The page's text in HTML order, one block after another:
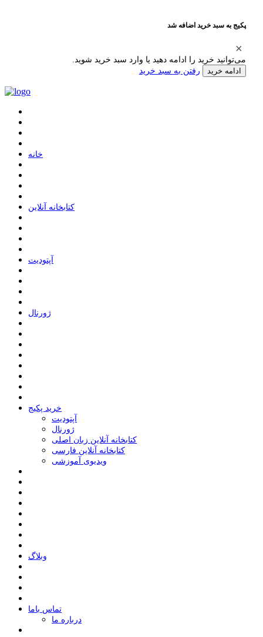
پکیج به سبد خرید اضافه شد
می‌توانید خرید را ادامه دهید یا وارد سبد خرید شوید.
ادامه خرید رفتن به سبد خرید
ﺧﺎﻧﻪ
ﮐﺘﺎﺑﺨﺎﻧﻪ ﺁﻧﻼﯾﻦ
ﺁﭘﺘﻮﺩﯾﺖ
ﮊﻭﺭﻧﺎﻝ
خرید پکیج
ﺁﭘﺘﻮﺩﯾﺖ
ﮊﻭﺭﻧﺎﻝ
کتابخانه آنلاین زبان اصلی
کتابخانه آنلاین فارسی
ویدیوی آموزشی
وبلاگ
ﺗﻤﺎﺱ ﺑﺎﻣﺎ
درباره ما